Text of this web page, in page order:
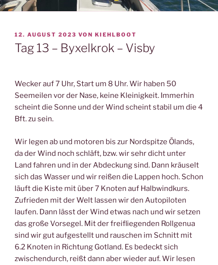
VERÖFFENTLICHT
AM
12. AUGUST 2023 VON KIEHLBOOT
Tag 13 – Byxelkrok – Visby
Wecker auf 7 Uhr, Start um 8 Uhr. Wir haben 50
Seemeilen vor der Nase, keine Kleinigkeit. Immerhin
scheint die Sonne und der Wind scheint stabil um die 4
Bft. zu sein.
Wir legen ab und motoren bis zur Nordspitze Ölands,
da der Wind noch schläft, bzw. wir sehr dicht unter
Land fahren und in der Abdeckung sind. Dann kräuselt
sich das Wasser und wir reißen die Lappen hoch. Schon
läuft die Kiste mit über 7 Knoten auf Halbwindkurs.
Zufrieden mit der Welt lassen wir den Autopiloten
laufen. Dann lässt der Wind etwas nach und wir setzen
das große Vorsegel. Mit der freifliegenden Rollgenua
sind wir gut aufgestellt und rauschen im Schnitt mit
6.2 Knoten in Richtung Gotland. Es bedeckt sich
zwischendurch, reißt dann aber wieder auf. Wir lesen